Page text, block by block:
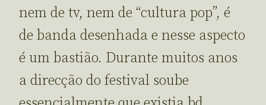
nem de tv, nem de “cultura pop”, é
de banda desenhada e nesse aspecto
é um bastião. Durante muitos anos
a direcção do festival soube